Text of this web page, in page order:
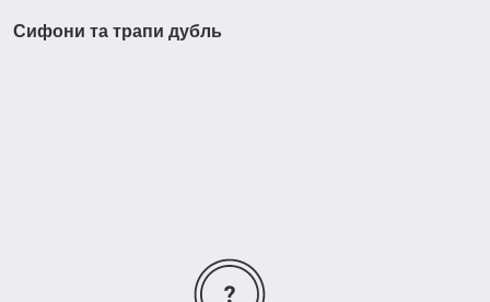
Сифони та трапи дубль